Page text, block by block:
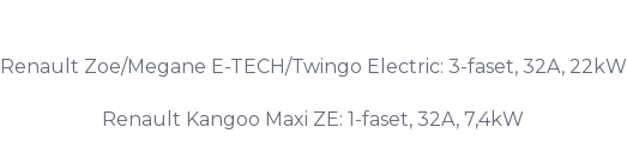
Renault Zoe/Megane E-TECH/Twingo Electric: 3-faset, 32A, 22kW
Renault Kangoo Maxi ZE: 1-faset, 32A, 7,4kW